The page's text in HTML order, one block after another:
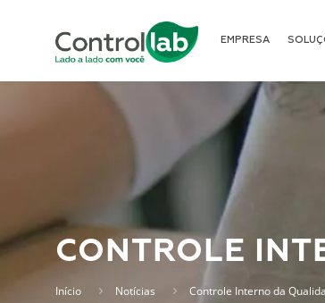
EMPRESA
CONTROLE
Início Notícias Controle Interno da